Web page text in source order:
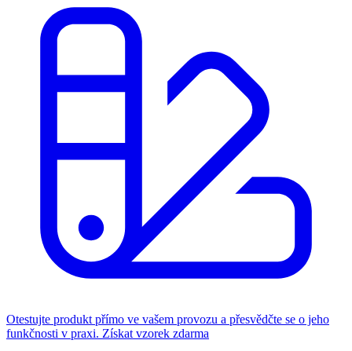
Otestujte produkt přímo ve vašem provozu a přesvědčte se o jeho
funkčnosti v praxi. Získat vzorek zdarma